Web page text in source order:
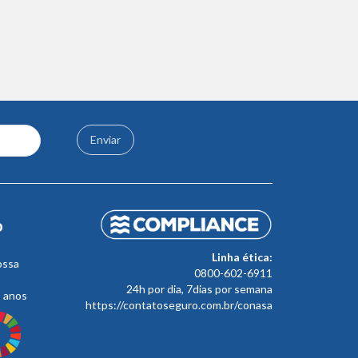
Enviar
Linha ética:
0800-602-6911
24h por dia, 7dias por semana
https://contatoseguro.com.br/conasa